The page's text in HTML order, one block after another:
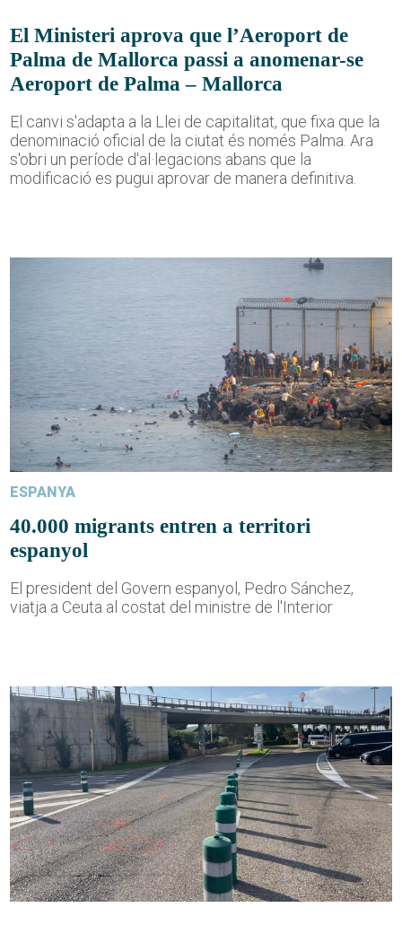
El Ministeri aprova que l’Aeroport de
Palma de Mallorca passi a anomenar-se
Aeroport de Palma – Mallorca
El canvi s'adapta a la Llei de capitalitat, que fixa que la
denominació oficial de la ciutat és només Palma. Ara
s'obri un període d'al·legacions abans que la
modificació es pugui aprovar de manera definitiva.
ESPANYA
40.000 migrants entren a territori
espanyol
El president del Govern espanyol, Pedro Sánchez,
viatja a Ceuta al costat del ministre de l'Interior